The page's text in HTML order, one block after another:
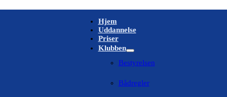
Hjem
Uddannelse
Priser
Klubben
Bestyrelsen
Bådregler